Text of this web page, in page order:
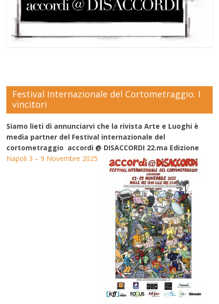
Festival Internazionale del Cortometraggio. I
vincitori
Siamo lieti di annunciarvi che la rivista Arte e Luoghi è
media partner del Festival internazionale del
cortometraggio accordi @ DISACCORDI 22.ma Edizione
Napoli 3 – 9 Novembre 2025